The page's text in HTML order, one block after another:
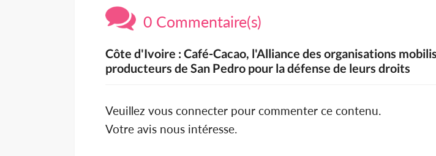
0 Commentaire(s)
Côte d'Ivoire : Café-Cacao, l'Alliance des organisations
producteurs de San Pedro pour la défense de leurs droits
Veuillez vous connecter pour commenter ce contenu.
Votre avis nous intéresse.